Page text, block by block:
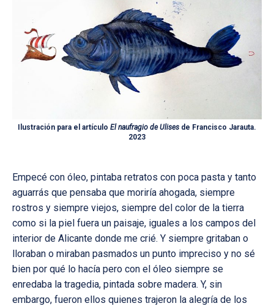
Ilustración para el artículo El naufragio de Ulises de Francisco Jarauta.
2023
Empecé con óleo, pintaba retratos con poca pasta y tanto
aguarrás que pensaba que moriría ahogada, siempre
rostros y siempre viejos, siempre del color de la tierra
como si la piel fuera un paisaje, iguales a los campos del
interior de Alicante donde me crié. Y siempre gritaban o
lloraban o miraban pasmados un punto impreciso y no sé
bien por qué lo hacía pero con el óleo siempre se
enredaba la tragedia, pintada sobre madera. Y, sin
embargo, fueron ellos quienes trajeron la alegría de los